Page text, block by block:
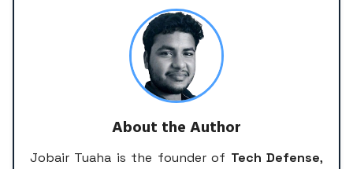
About the Author
Jobair Tuaha is the founder of Tech Defense,